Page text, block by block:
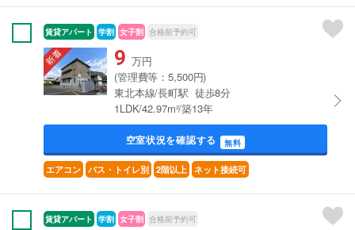
賃貸アパート 学割 女子割 合格前予約可
9 万円
(管理費等：5,500円)
東北本線/長町駅 徒歩8分
1LDK/42.97m²/築13年
空室状況を確認する 無料
エアコン バス・トイレ別 2階以上 ネット接続可
賃貸アパート 学割 女子割 合格前予約可